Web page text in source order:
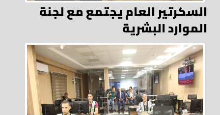
السكرتير العام يجتمع مع لجنة
الموارد البشرية